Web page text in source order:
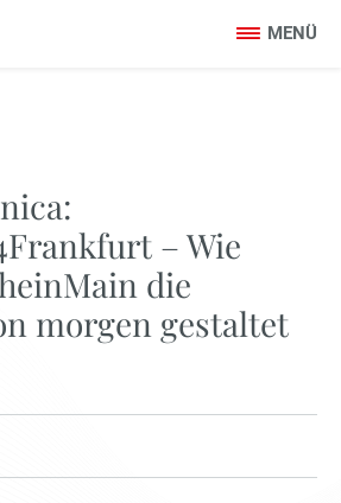
– Wie
die
morgen gestaltet